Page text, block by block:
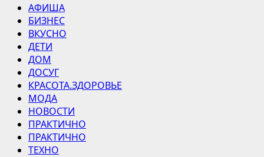
АФИША
БИЗНЕС
ВКУСНО
ДЕТИ
ДОМ
ДОСУГ
КРАСОТА.ЗДОРОВЬЕ
МОДА
НОВОСТИ
ПРАКТИЧНО
ПРАКТИЧНО
ТЕХНО